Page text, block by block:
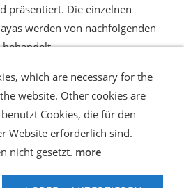
präsentiert. Die einzelnen
werden von nachfolgenden
behandelt.
AGB / Terms
Verbraucherhinweise
Contact us
Hilfe
which are necessary for the
website. Other cookies are
Cookies, die für den
Website erforderlich sind.
nicht gesetzt. more